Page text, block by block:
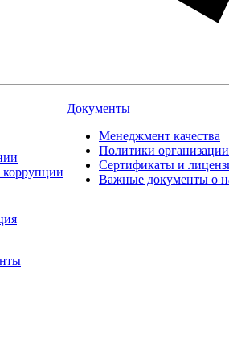
коррупции
Документы
Менеджмент качества
Политики организации
Сертификаты и
Важные документы о